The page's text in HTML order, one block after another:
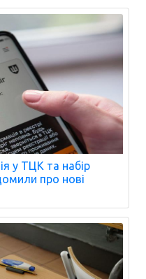
у ТЦК та набір
про нові